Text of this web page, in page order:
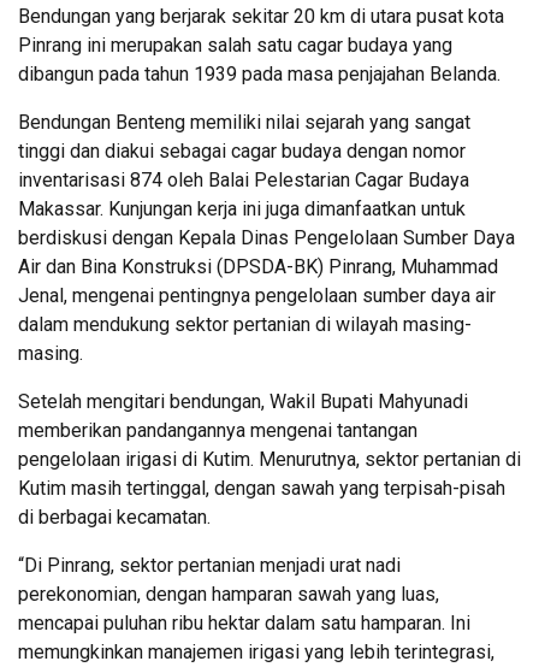
Bendungan yang berjarak sekitar 20 km di utara pusat kota
Pinrang ini merupakan salah satu cagar budaya yang
dibangun pada tahun 1939 pada masa penjajahan Belanda.
Bendungan Benteng memiliki nilai sejarah yang sangat
tinggi dan diakui sebagai cagar budaya dengan nomor
inventarisasi 874 oleh Balai Pelestarian Cagar Budaya
Makassar. Kunjungan kerja ini juga dimanfaatkan untuk
berdiskusi dengan Kepala Dinas Pengelolaan Sumber Daya
Air dan Bina Konstruksi (DPSDA-BK) Pinrang, Muhammad
Jenal, mengenai pentingnya pengelolaan sumber daya air
dalam mendukung sektor pertanian di wilayah masing-
masing.
Setelah mengitari bendungan, Wakil Bupati Mahyunadi
memberikan pandangannya mengenai tantangan
pengelolaan irigasi di Kutim. Menurutnya, sektor pertanian di
Kutim masih tertinggal, dengan sawah yang terpisah-pisah
di berbagai kecamatan.
“Di Pinrang, sektor pertanian menjadi urat nadi
perekonomian, dengan hamparan sawah yang luas,
mencapai puluhan ribu hektar dalam satu hamparan. Ini
memungkinkan manajemen irigasi yang lebih terintegrasi,